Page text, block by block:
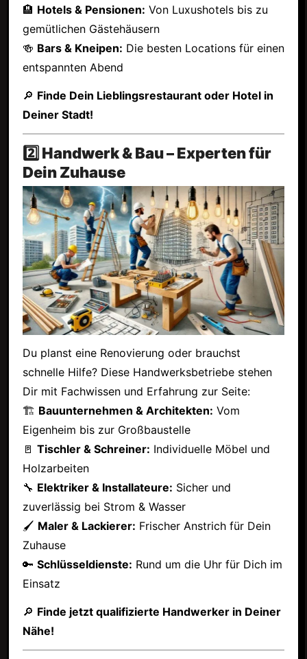
🏨 Hotels & Pensionen: Von Luxushotels bis zu
gemütlichen Gästehäusern
🍻 Bars & Kneipen: Die besten Locations für einen
entspannten Abend
🔎 Finde Dein Lieblingsrestaurant oder Hotel in
Deiner Stadt!
2️⃣ Handwerk & Bau – Experten für
Dein Zuhause
Du planst eine Renovierung oder brauchst
schnelle Hilfe? Diese Handwerksbetriebe stehen
Dir mit Fachwissen und Erfahrung zur Seite:
🏗 Bauunternehmen & Architekten: Vom
Eigenheim bis zur Großbaustelle
🚪 Tischler & Schreiner: Individuelle Möbel und
Holzarbeiten
🔧 Elektriker & Installateure: Sicher und
zuverlässig bei Strom & Wasser
🖌 Maler & Lackierer: Frischer Anstrich für Dein
Zuhause
🔑 Schlüsseldienste: Rund um die Uhr für Dich im
Einsatz
🔎 Finde jetzt qualifizierte Handwerker in Deiner
Nähe!